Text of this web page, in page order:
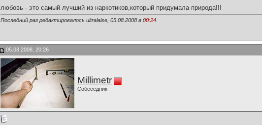
любовь - это самый лучший из наркотиков,который придумала природа!!!
Последний раз редактировалось ultralaise, 05.08.2008 в 00:24
05.08.2008, 20:26
Millimetr
Собеседник